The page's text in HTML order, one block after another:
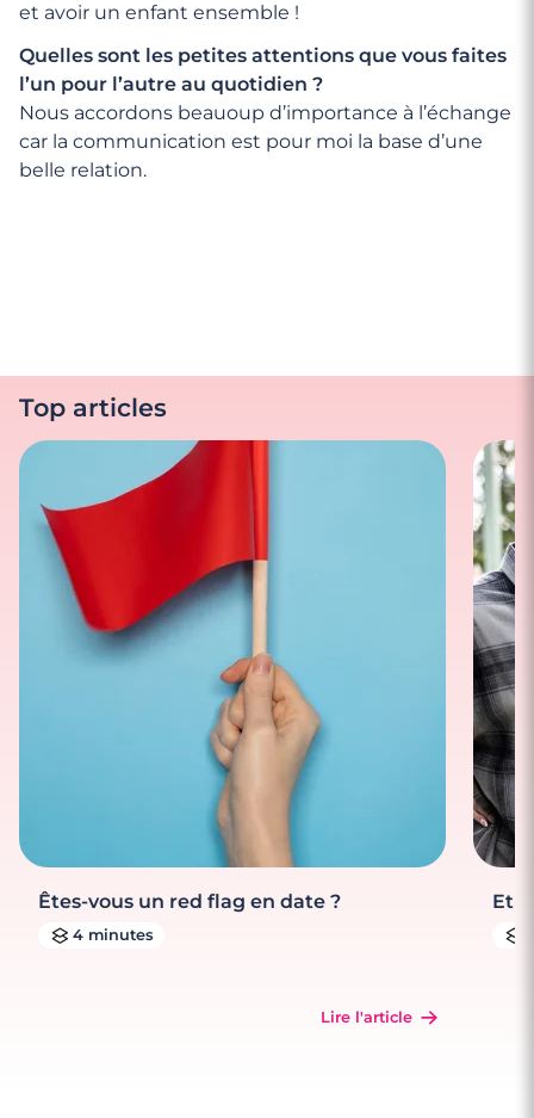
et avoir un enfant ensemble !
Quelles sont les petites attentions que vous faites
l’un pour l’autre au quotidien ?
Nous accordons beauoup d’importance à l’échange
car la communication est pour moi la base d’une
belle relation.
Top articles
Êtes-vous un red flag en date ?
4 minutes
Lire l'article
Et